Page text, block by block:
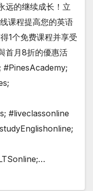
远的继续成长！立
课程提高您的英语
1个免费课程并享受
首月8折的優惠活
#PinesAcademy;
#liveclassonline